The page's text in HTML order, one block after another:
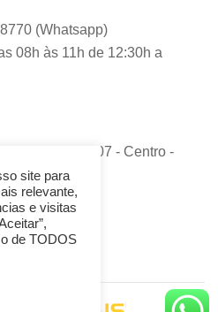
(Whatsapp)
08h às 11h de 12:30h a
70 - Sala 306/307 - Centro -
site para
relevante,
e visitas
de TODOS